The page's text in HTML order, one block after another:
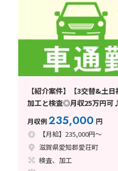
【紹介案件】【3交替&土
加工と検査◎月収25万円
通勤OK！
月収例235,000 円
【月給】235,000円～
滋賀県愛知郡愛荘町
検査、加工